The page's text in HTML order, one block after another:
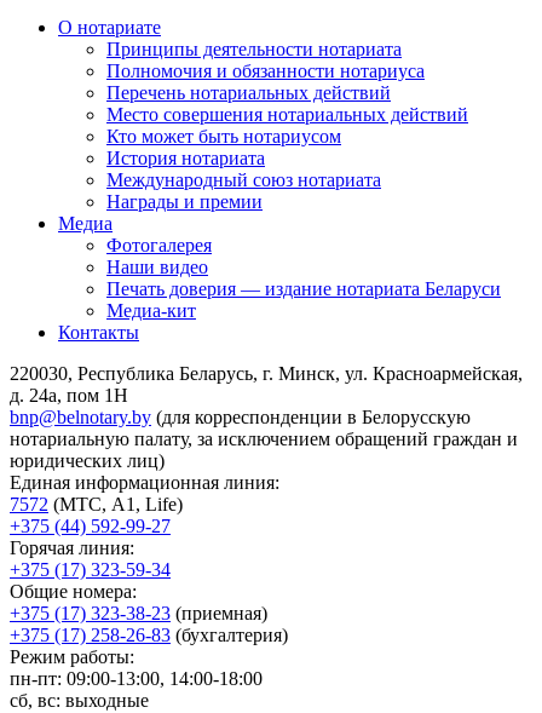
О нотариате
Принципы деятельности нотариата
Полномочия и обязанности нотариуса
Перечень нотариальных действий
Место совершения нотариальных действий
Кто может быть нотариусом
История нотариата
Международный союз нотариата
Награды и премии
Медиа
Фотогалерея
Наши видео
Печать доверия — издание нотариата Беларуси
Медиа-кит
Контакты
220030, Республика Беларусь, г. Минск, ул. Красноармейская,
д. 24а, пом 1Н
bnp@belnotary.by (для корреспонденции в Белорусскую
нотариальную палату, за исключением обращений граждан и
юридических лиц)
Единая информационная линия:
7572 (МТС, A1, Life)
+375 (44) 592-99-27
Горячая линия:
+375 (17) 323-59-34
Общие номера:
+375 (17) 323-38-23 (приемная)
+375 (17) 258-26-83 (бухгалтерия)
Режим работы:
пн-пт: 09:00-13:00, 14:00-18:00
сб, вс: выходные